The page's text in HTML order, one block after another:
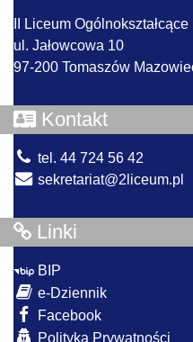
II Liceum
ul. Jałowcowa 10
97-200 Tomaszów
Kontakt
tel. 44 724 56 42
sekretariat@2liceum.pl
Linki
BIP
e-Dziennik
Facebook
Polityka Prywatności